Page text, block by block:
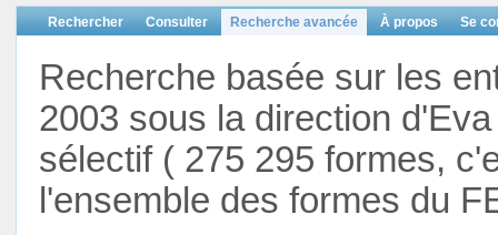
Rechercher Consulter Recherche avancée À propos Se
Recherche basée sur les
2003 sous la direction
sélectif ( 275 295 formes,
l'ensemble des formes du